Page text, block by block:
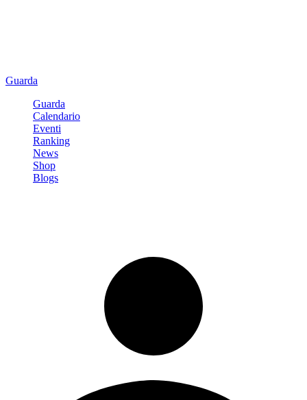
Guarda
Guarda
Calendario
Eventi
Ranking
News
Shop
Blogs